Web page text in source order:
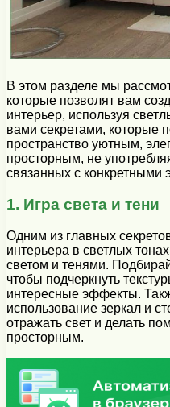
В этом разделе мы
которые позволят вам
интерьер, используя
вами секретами, которые
пространство уютным,
просторным, не
связанных с конкретными
1. Игра света и тени
Одним из главных
интерьера в светлых
светом и тенями.
чтобы подчеркнуть
интересные эффекты.
использование зеркал и
отражать свет и делать
просторным.